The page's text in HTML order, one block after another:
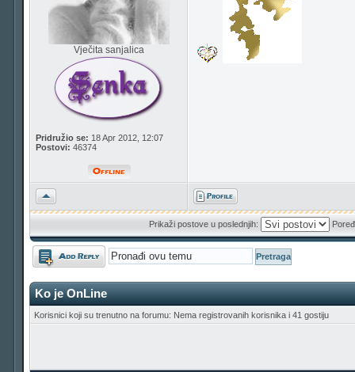
Vječita sanjalica
Pridružio se: 18 Apr 2012, 12:07
Postovi: 46374
Vrh
Prikaži postove u poslednjih:
Odgovori
Ko je OnLine
Korisnici koji su trenutno na forumu: Nema registrovanih korisnika i 41 gostiju